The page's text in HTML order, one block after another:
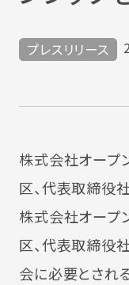
プレスリリース
株式会社オープ
区、代表取締役
株式会社オープ
区、代表取締役
会に必要とされ